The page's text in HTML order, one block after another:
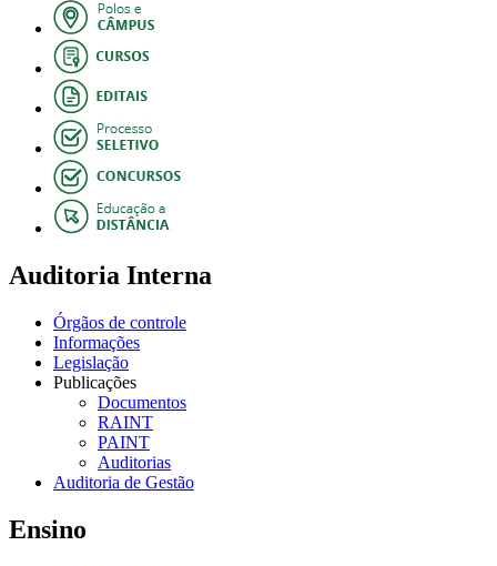
Auditoria Interna
Órgãos de controle
Informações
Legislação
Publicações
Documentos
RAINT
PAINT
Auditorias
Auditoria de Gestão
Ensino